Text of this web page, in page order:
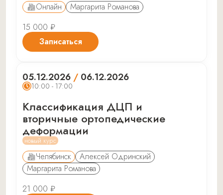
Онлайн
Маргарита Романова
15 000 ₽
Записаться
05.12.2026 / 06.12.2026
10:00 - 17:00
Классификация ДЦП и
вторичные ортопедические
деформации
новый курс
Челябинск
Алексей Одринский
Маргарита Романова
21 000 ₽